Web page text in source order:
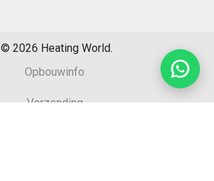
© 2026 Heating World.
Opbouwinfo
Verzending